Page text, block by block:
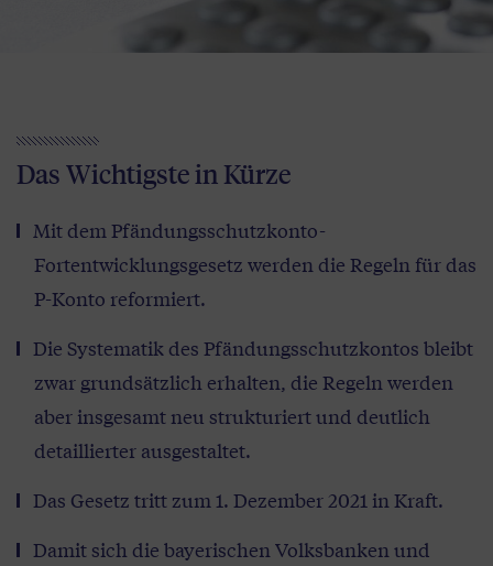
Das Wichtigste in Kürze
Mit dem Pfändungsschutzkonto-
Fortentwicklungsgesetz werden die Regeln für das
P-Konto reformiert.
Die Systematik des Pfändungsschutzkontos bleibt
zwar grundsätzlich erhalten, die Regeln werden
aber insgesamt neu strukturiert und deutlich
detaillierter ausgestaltet.
Das Gesetz tritt zum 1. Dezember 2021 in Kraft.
Damit sich die bayerischen Volksbanken und